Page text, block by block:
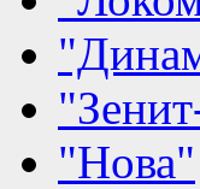
"Нова"